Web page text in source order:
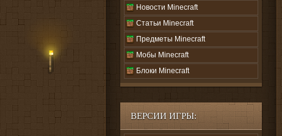
Новости Minecraft
Статьи Minecraft
Предметы Minecraft
Мобы Minecraft
Блоки Minecraft
ВЕРСИИ ИГРЫ: